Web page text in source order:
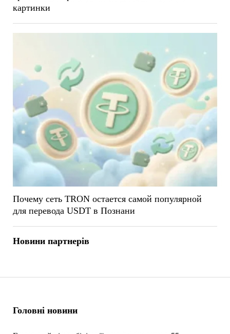
Головні новини
картинки
Почему сеть TRON остается самой популярной
для перевода USDT в Познани
Новини партнерів